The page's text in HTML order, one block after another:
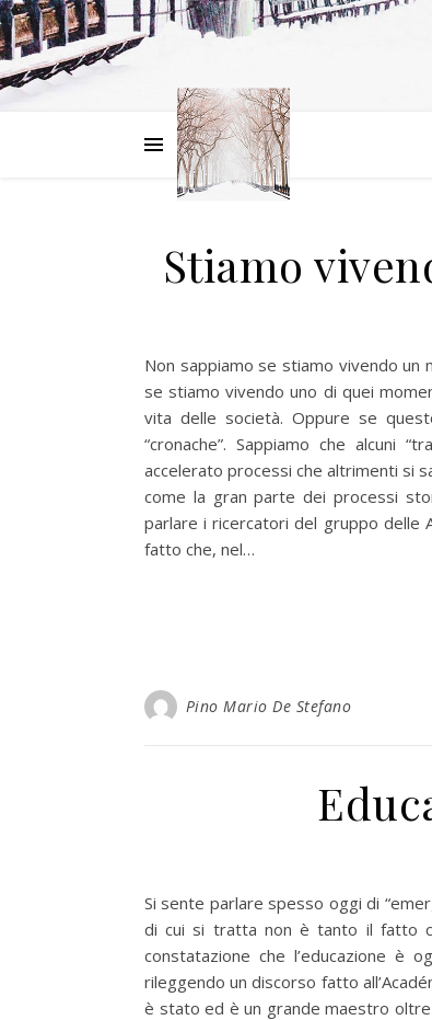
Stiamo
Non sappiamo se stiamo vivendo un
se stiamo vivendo uno di quei
vita delle società. Oppure se
“cronache”. Sappiamo che alcuni
accelerato processi che altrimenti si
come la gran parte dei processi
parlare i ricercatori del gruppo delle
fatto che, nel…
Pino Mario De Stefano
Si sente parlare spesso oggi di
di cui si tratta non è tanto il fatto
constatazione che l’educazione è
rileggendo un discorso fatto
è stato ed è un grande maestro